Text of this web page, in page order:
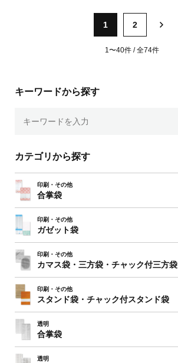
キーワードから探す
カテゴリから探す
印刷・その他
合掌袋
印刷・その他
ガゼット袋
印刷・その他
カマス袋・三方袋・ チャック付三方袋
印刷・その他
スタンド袋・チャック付スタンド袋
透明
合掌袋
透明
1 2
1〜40件 / 全74件